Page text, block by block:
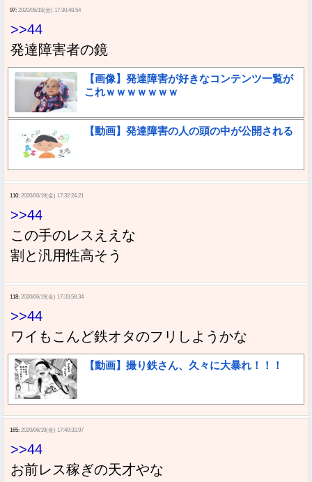
97: 2020/06/19(金) 17:30:48.54
>>44
発達障害者の鏡
【画像】発達障害が好きなコンテンツ一覧が
これｗｗｗｗｗｗｗ
【動画】発達障害の人の頭の中が公開される
110: 2020/06/19(金) 17:32:24.21
>>44
この手のレスええな
割と汎用性高そう
118: 2020/06/19(金) 17:33:58.34
>>44
ワイもこんど鉄オタのフリしようかな
【動画】撮り鉄さん、久々に大暴れ！！！
165: 2020/06/19(金) 17:40:33.97
>>44
お前レス稼ぎの天才やな